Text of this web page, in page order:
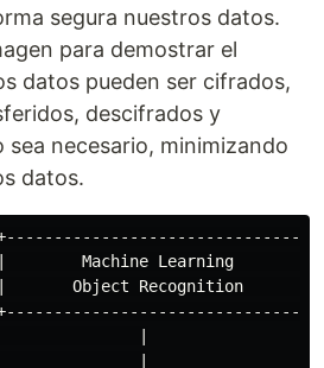
segura nuestros datos.
para demostrar el
datos pueden ser cifrados,
descifrados y
sea necesario, minimizando
datos.
Machine Learning
Object Recognition